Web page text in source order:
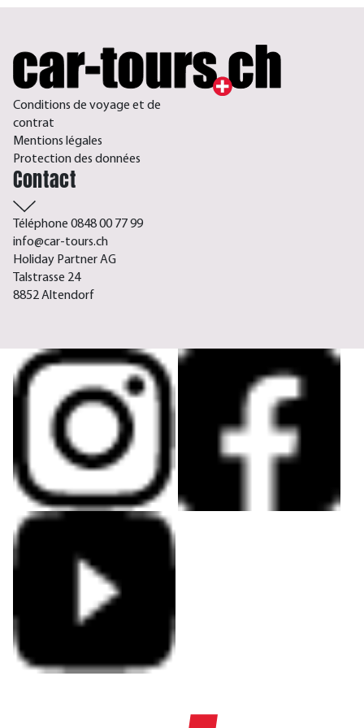
Conditions de voyage et de
contrat
Mentions légales
Protection des données
Contact
Téléphone 0848 00 77 99
info@car-tours.ch
Holiday Partner AG
Talstrasse 24
8852 Altendorf